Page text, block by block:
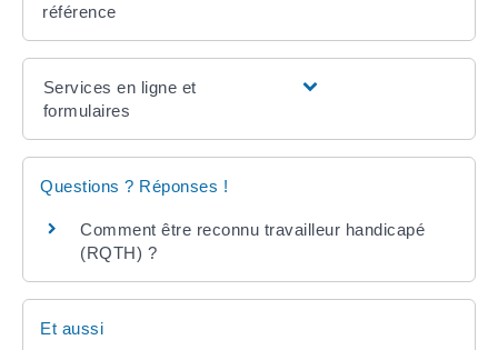
référence
Services en ligne et
formulaires
Questions ? Réponses !
Comment être reconnu travailleur handicapé
(RQTH) ?
Et aussi